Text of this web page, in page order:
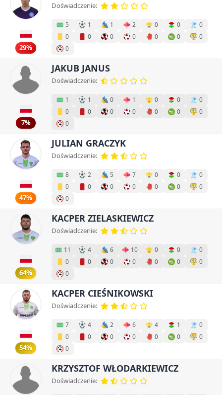
29%
Doświadczenie:
5 1 1 2 0 0
0
0
0 0 0 0 0
0
0
7%
JAKUB JANUS
Doświadczenie:
1 1 0 1 0 0
0
0
0 0 0 0 0
0
0
47%
JULIAN GRACZYK
Doświadczenie:
8 2 5 7 0 0
0
0
0 0 0 0 0
0
0
64%
KACPER ZIELASKIEWICZ
Doświadczenie:
11 4 6 10 0 0
0
0
0 0 0 0 0
0
0
54%
KACPER CIEŚNIKOWSKI
Doświadczenie:
7 4 2 6 4 1
0
0
0 0 0 0 0
0
0
KRZYSZTOF WŁODARKIEWICZ
Doświadczenie: